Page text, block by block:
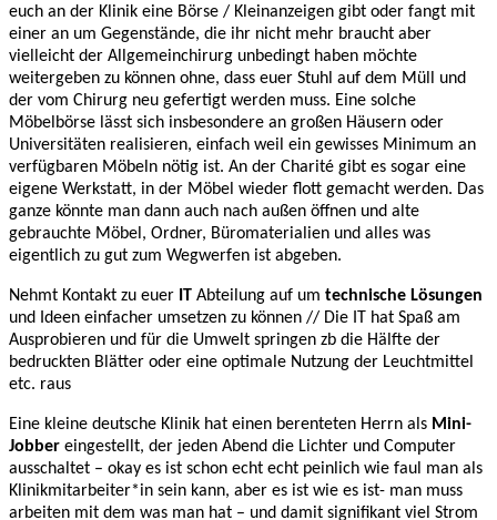
euch an der Klinik eine Börse / Kleinanzeigen gibt oder fangt mit
einer an um Gegenstände, die ihr nicht mehr braucht aber
vielleicht der Allgemeinchirurg unbedingt haben möchte
weitergeben zu können ohne, dass euer Stuhl auf dem Müll und
der vom Chirurg neu gefertigt werden muss. Eine solche
Möbelbörse lässt sich insbesondere an großen Häusern oder
Universitäten realisieren, einfach weil ein gewisses Minimum an
verfügbaren Möbeln nötig ist. An der Charité gibt es sogar eine
eigene Werkstatt, in der Möbel wieder flott gemacht werden. Das
ganze könnte man dann auch nach außen öffnen und alte
gebrauchte Möbel, Ordner, Büromaterialien und alles was
eigentlich zu gut zum Wegwerfen ist abgeben.
Nehmt Kontakt zu euer IT Abteilung auf um technische Lösungen
und Ideen einfacher umsetzen zu können // Die IT hat Spaß am
Ausprobieren und für die Umwelt springen zb die Hälfte der
bedruckten Blätter oder eine optimale Nutzung der Leuchtmittel
etc. raus
Eine kleine deutsche Klinik hat einen berenteten Herrn als Mini-
Jobber eingestellt, der jeden Abend die Lichter und Computer
ausschaltet – okay es ist schon echt echt peinlich wie faul man als
Klinikmitarbeiter*in sein kann, aber es ist wie es ist- man muss
arbeiten mit dem was man hat – und damit signifikant viel Strom